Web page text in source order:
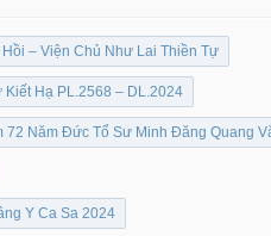
– Viện Chủ Như Lai Thiền Tự
Hạ PL.2568 – DL.2024
Năm Đức Tổ Sư Minh Đăng Quang
Y Ca Sa 2024